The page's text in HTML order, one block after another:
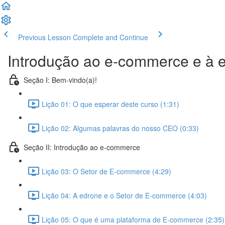
Previous Lesson Complete and Continue
Introdução ao e-commerce e à
Seção I: Bem-vindo(a)!
Lição 01: O que esperar deste curso (1:31)
Lição 02: Algumas palavras do nosso CEO (0:33)
Seção II: Introdução ao e-commerce
Lição 03: O Setor de E-commerce (4:29)
Lição 04: A edrone e o Setor de E-commerce (4:03)
Lição 05: O que é uma plataforma de E-commerce (2:35)